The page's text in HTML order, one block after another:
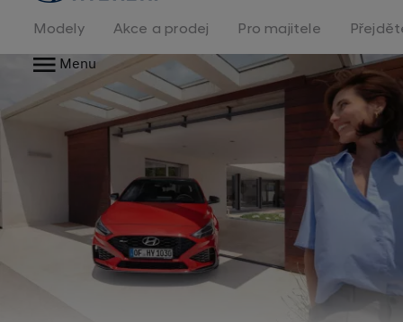
na
homepage
Modely Akce a prodej Pro majitele
Menu